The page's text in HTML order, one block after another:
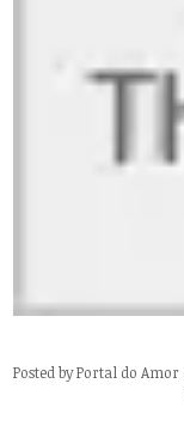
Posted byPortal do Amor